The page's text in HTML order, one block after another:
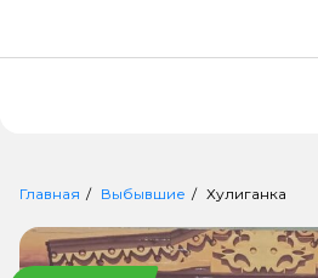
Главная Выбывшие Хулиганка